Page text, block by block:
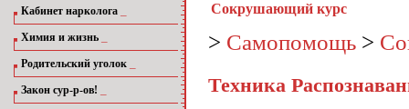
Кабинет нарколога
Химия и жизнь
Родительский уголок
Закон сур-р-ов!
Сокрушающий курс
> Самопомощь >
Техника